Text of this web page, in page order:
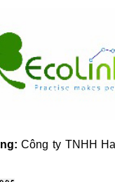
Công ty TNHH